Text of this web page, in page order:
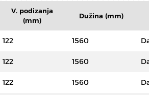
V. podizanja
(mm)
Dužina (mm)
122 1560
122 1560
122 1560